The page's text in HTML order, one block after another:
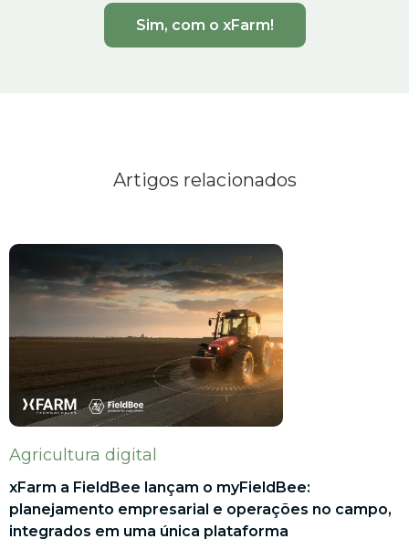
Sim, com o xFarm!
Artigos relacionados
Agricultura digital
xFarm a FieldBee lançam o myFieldBee:
planejamento empresarial e operações no campo,
integrados em uma única plataforma